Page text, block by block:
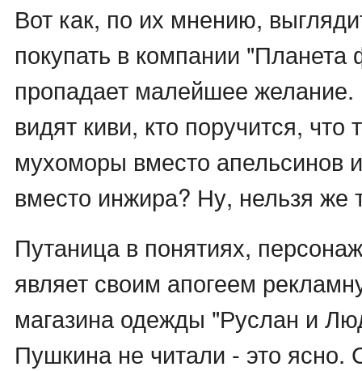
Вот как, по их мнению,
покупать в компании "Планета
пропадает малейшее желание.
видят киви, кто поручится, что
мухоморы вместо апельсинов
вместо инжира? Ну, нельзя же
Путаница в понятиях,
являет своим апогеем
магазина одежды "Руслан и
Пушкина не читали - это ясно.